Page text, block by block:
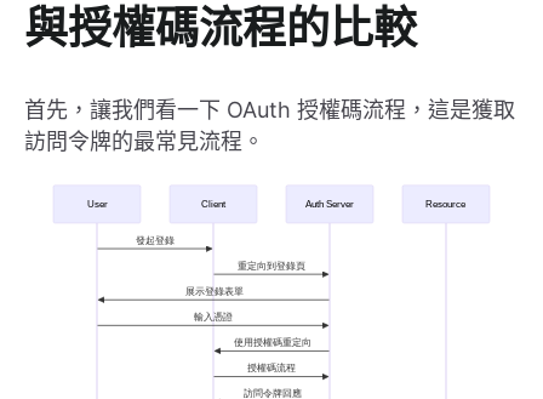
與授權碼流程的比較
首先，讓我們看一下 OAuth 授權碼流程，這是獲取
訪問令牌的最常見流程。